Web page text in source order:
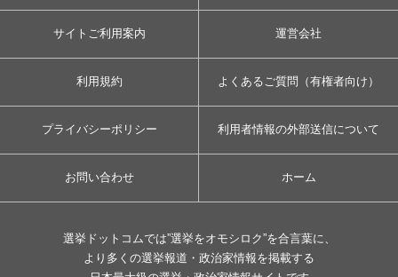
サイトご利用案内 運営会社
利用規約 よくあるご質問（有権者向け）
プライバシーポリシー 利用者情報の外部送信について
お問い合わせ ホーム
選挙ドットコムでは”選挙をオモシロク”を合言葉に、
より多くの選挙報道・政治家情報を掲載する